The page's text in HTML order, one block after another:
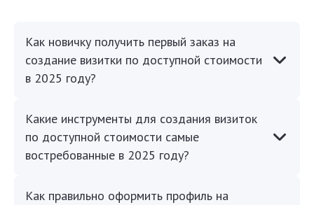
Как новичку получить первый заказ на
создание визитки по доступной стоимости
в 2025 году?
Какие инструменты для создания визиток
по доступной стоимости самые
востребованные в 2025 году?
Как правильно оформить профиль на